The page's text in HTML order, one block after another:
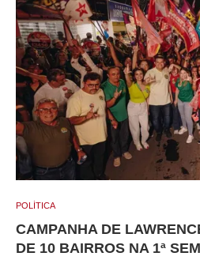
POLÍTICA
CAMPANHA DE
DE 10 BAIRROS NA 1ª